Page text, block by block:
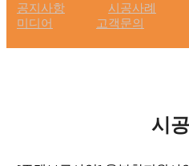
공지사항 시공사례
미디어
고객문의
시